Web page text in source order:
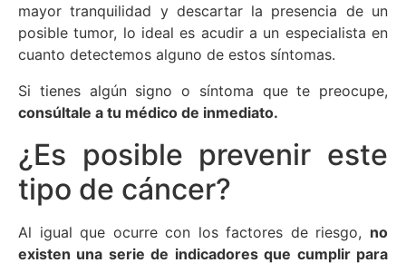
mayor tranquilidad y descartar la presencia de un
posible tumor, lo ideal es acudir a un especialista en
cuanto detectemos alguno de estos síntomas.
Si tienes algún signo o síntoma que te preocupe,
consúltale a tu médico de inmediato.
¿Es posible prevenir este
tipo de cáncer?
Al igual que ocurre con los factores de riesgo, no
existen una serie de indicadores que cumplir para